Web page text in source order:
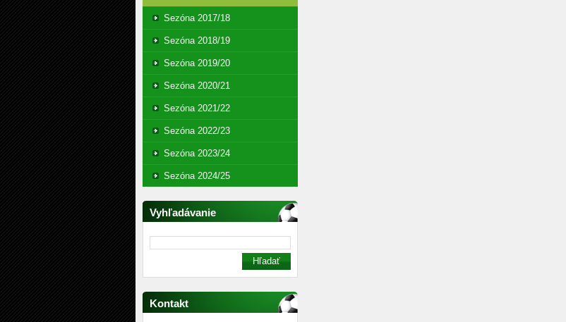
Sezóna 2017/18
Sezóna 2018/19
Sezóna 2019/20
Sezóna 2020/21
Sezóna 2021/22
Sezóna 2022/23
Sezóna 2023/24
Sezóna 2024/25
Vyhľadávanie
Kontakt